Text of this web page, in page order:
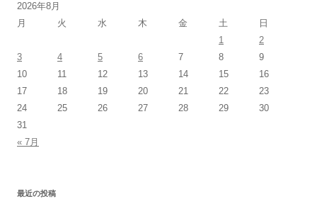
2026年8月
月
火 水 木 金 土
日
1
2
3
4 5 6 7 8
9
10
11 12 13 14 15
16
17
18 19 20 21 22
23
24
25 26 27 28 29
30
31
« 7月
最近の投稿